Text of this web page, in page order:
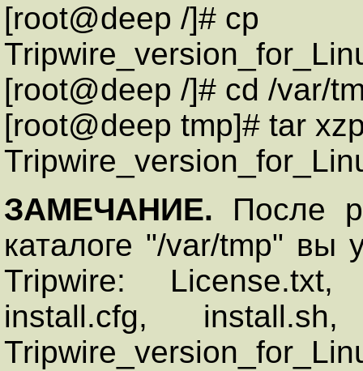
[root@deep /]# cp
[root@deep /]# cd /var/
[root@deep tmp]# tar
ЗАМЕЧАНИЕ. После
каталоге "/var/tmp" вы
Tripwire: License.txt,
install.cfg,